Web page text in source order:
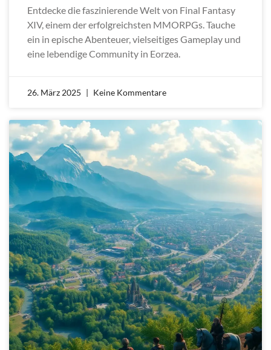
Entdecke die faszinierende Welt von Final Fantasy
XIV, einem der erfolgreichsten MMORPGs. Tauche
ein in epische Abenteuer, vielseitiges Gameplay und
eine lebendige Community in Eorzea.
26. März 2025 Keine Kommentare